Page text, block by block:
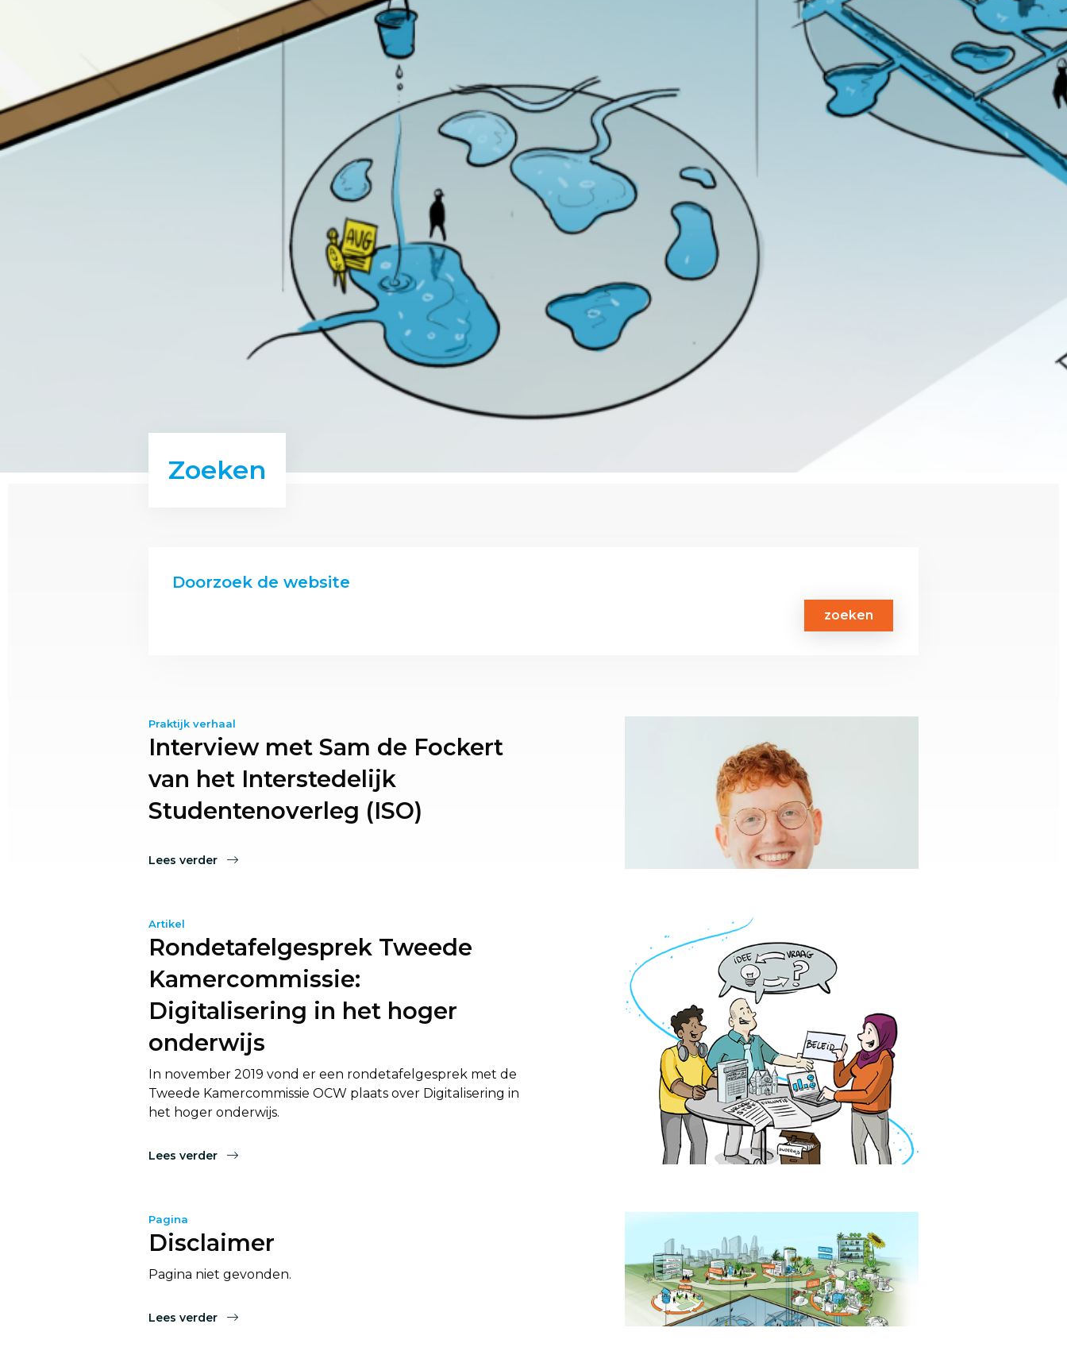
Zoeken
Doorzoek de website
zoeken
Praktijk verhaal
Interview met Sam de Fockert
van het Interstedelijk
Studentenoverleg (ISO)
Lees verder
Artikel
Rondetafelgesprek Tweede
Kamercommissie:
Digitalisering in het hoger
onderwijs
In november 2019 vond er een rondetafelgesprek met de
Tweede Kamercommissie OCW plaats over Digitalisering in
het hoger onderwijs.
Lees verder
Pagina
Disclaimer
Pagina niet gevonden.
Lees verder